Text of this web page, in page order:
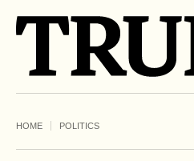
HOME POLITICS